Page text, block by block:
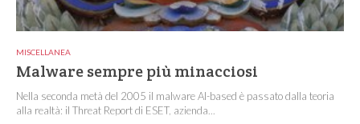
MISCELLANEA
Malware sempre più minacciosi
Nella seconda metà del 2005 il malware AI-based è passato dalla teoria
alla realtà: il Threat Report di ESET, azienda...